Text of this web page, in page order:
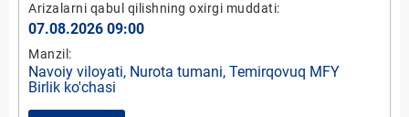
Arizalarni qabul qilishning oxirgi muddati:
07.08.2026 09:00
Manzil:
Navoiy viloyati, Nurota tumani, Temirqovuq MFY
Birlik ko'chasi